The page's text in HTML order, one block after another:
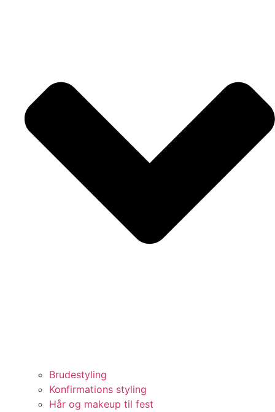
Brudestyling
Konfirmations styling
Hår og makeup til fest